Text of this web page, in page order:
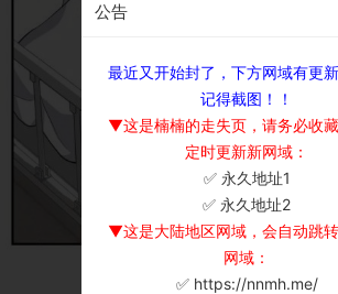
公告
最近又开始封了，下方网域有更
记得截图！！
▼这是楠楠的走失页，请务必收
定时更新新网域：
✅ 永久地址1
✅ 永久地址2
▼这是大陆地区网域，会自动跳
网域：
✅ https://nnmh.me/